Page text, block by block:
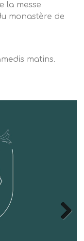
la messe
monastère de
matins.